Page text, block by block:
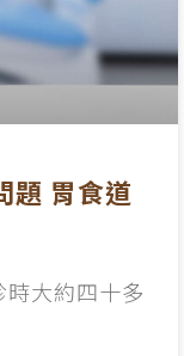
題 胃食道
大約四十多